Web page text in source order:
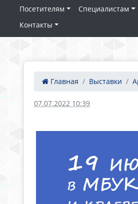
Посетителям
Специалистам
Контакты
Главная Выставки
07.07.2022 10:39